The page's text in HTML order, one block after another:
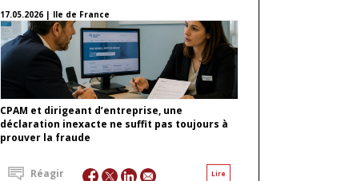
17.05.2026 | Ile de France
CPAM et dirigeant d’entreprise, une
déclaration inexacte ne suffit pas toujours à
prouver la fraude
Lire
Réagir